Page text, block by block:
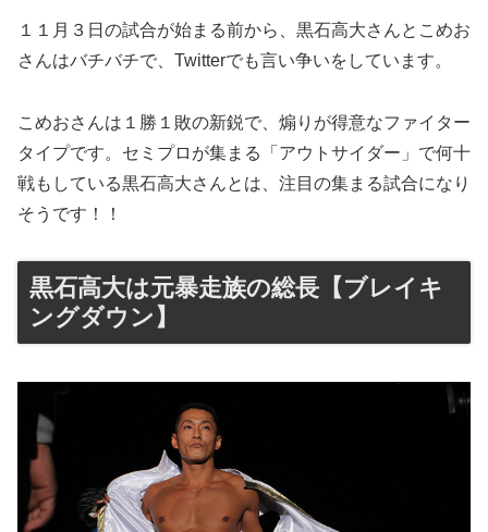
１１月３日の試合が始まる前から、黒石高大さんとこめお
さんはバチバチで、Twitterでも言い争いをしています。
こめおさんは１勝１敗の新鋭で、煽りが得意なファイター
タイプです。セミプロが集まる「アウトサイダー」で何十
戦もしている黒石高大さんとは、注目の集まる試合になり
そうです！！
黒石高大は元暴走族の総長【ブレイキ
ングダウン】